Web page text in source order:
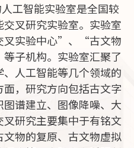
工智能实验室是全国较
叉研究实验室。实验室
叉实验中心”、“古文物
子机构。实验室汇聚了
人工智能等几个领域的
，研究方向包括古文字
谱建立、图像降噪、大
研究主要集中于有铭文
物的复原、古文物虚拟